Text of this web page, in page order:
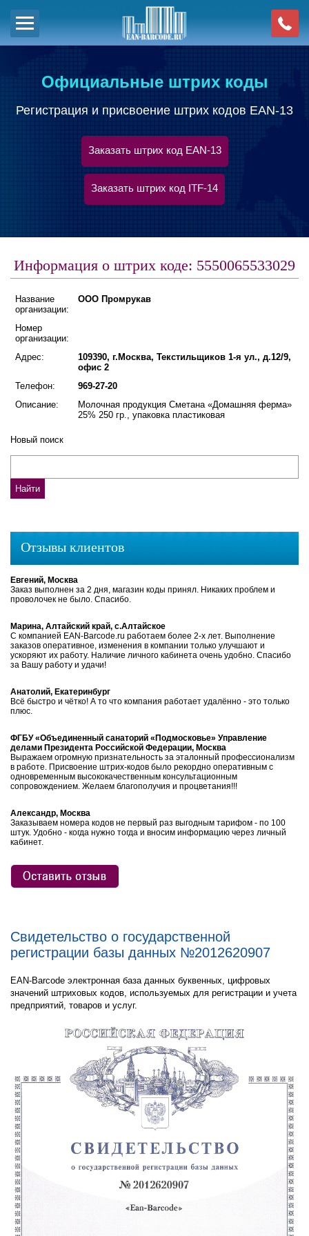
Официальные штрих коды
Регистрация и присвоение штрих кодов EAN-13
Заказать штрих код EAN-13
Заказать штрих код ITF-14
Информация о штрих коде: 5550065533029
Название
организации:
ООО Промрукав
Номер
организации:
Адрес:
109390, г.Москва, Текстильщиков 1-я ул., д.12/9,
офис 2
Телефон:
969-27-20
Описание:
Молочная продукция Сметана «Домашняя ферма»
25% 250 гр., упаковка пластиковая
Новый поиск
Отзывы клиентов
Евгений, Москва
Заказ выполнен за 2 дня, магазин коды принял. Никаких проблем и
проволочек не было. Спасибо.
Марина, Алтайский край, с.Алтайское
С компанией EAN-Barcode.ru работаем более 2-х лет. Выполнение
заказов оперативное, изменения в компании только улучшают и
ускоряют их работу. Наличие личного кабинета очень удобно. Спасибо
за Вашу работу и удачи!
Анатолий, Екатеринбург
Всё быстро и чётко! А то что компания работает удалённо - это только
плюс.
ФГБУ «Объединенный санаторий «Подмосковье» Управление
делами Президента Российской Федерации, Москва
Выражаем огромную признательность за эталонный профессионализм
в работе. Присвоение штрих-кодов было рекордно оперативным с
одновременным высококачественным консультационным
сопровождением. Желаем благополучия и процветания!!!
Александр, Москва
Заказываем номера кодов не первый раз выгодным тарифом - по 100
штук. Удобно - когда нужно тогда и вносим информацию через личный
кабинет.
Свидетельство о государственной
регистрации базы данных №2012620907
EAN-Barcode электронная база данных буквенных, цифровых
значений штриховых кодов, используемых для регистрации и учета
предприятий, товаров и услуг.